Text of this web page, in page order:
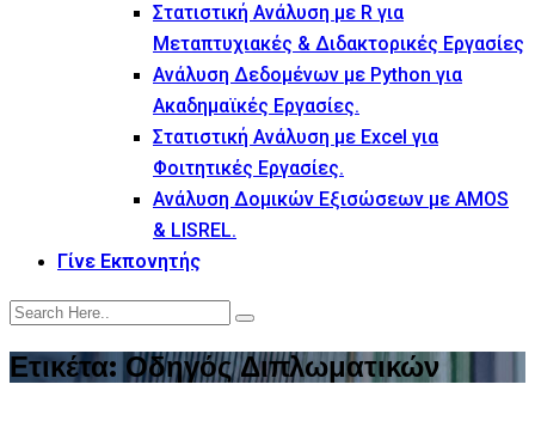
Στατιστική Ανάλυση με R για
Μεταπτυχιακές & Διδακτορικές Εργασίες
Ανάλυση Δεδομένων με Python για
Ακαδημαϊκές Εργασίες.
Στατιστική Ανάλυση με Excel για
Φοιτητικές Εργασίες.
Ανάλυση Δομικών Εξισώσεων με AMOS
& LISREL.
Γίνε Εκπονητής
Ετικέτα: Οδηγός Διπλωματικών